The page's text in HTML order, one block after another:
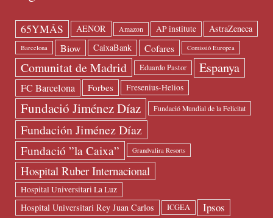
65YMÁS AENOR Amazon AP institute AstraZeneca
Barcelona Biow CaixaBank Cofares Comissió Europea
Comunitat de Madrid Eduardo Pastor Espanya
FC Barcelona Forbes Fresenius-Helios
Fundació Jiménez Díaz Fundació Mundial de la Felicitat
Fundación Jiménez Díaz
Fundació ”la Caixa” Grandvalira Resorts
Hospital Ruber Internacional
Hospital Universitari La Luz
Hospital Universitari Rey Juan Carlos ICGEA Ipsos